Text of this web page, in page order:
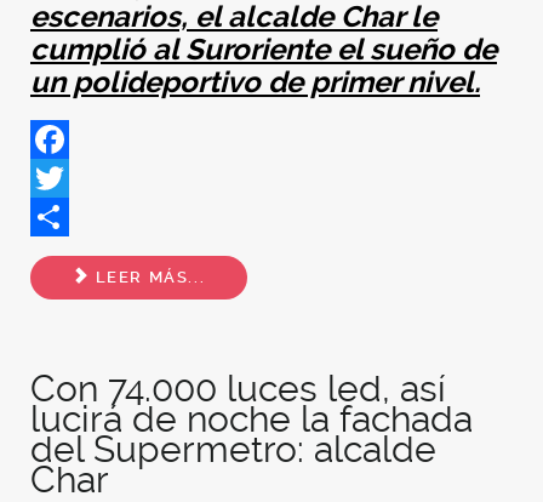
escenarios, el alcalde Char le
cumplió al Suroriente el sueño de
un polideportivo de primer nivel.
Facebook
Twitter
Share
LEER MÁS...
Con 74.000 luces led, así
lucirá de noche la fachada
del Supermetro: alcalde
Char